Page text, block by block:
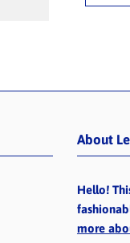
About
Hello!
more